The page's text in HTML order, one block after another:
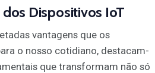
Dispositivos IoT
vantagens que os
o nosso cotidiano, destacam-
que transformam não só